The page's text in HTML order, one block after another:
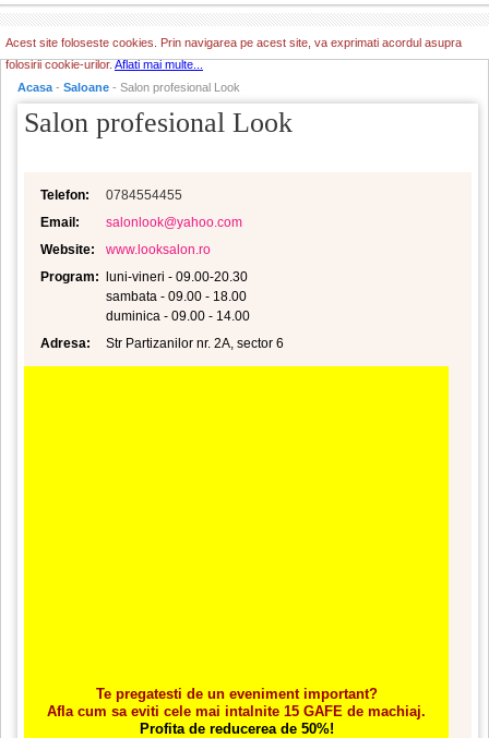
Acest site foloseste cookies. Prin navigarea pe acest site, va exprimati acordul asupra
folosirii cookie-urilor.Aflati mai multe...
Acasa - Saloane - Salon profesional Look
Salon profesional Look
Telefon:
0784554455
Email:
salonlook@yahoo.com
Website:
www.looksalon.ro
Program:
luni-vineri - 09.00-20.30
sambata - 09.00 - 18.00
duminica - 09.00 - 14.00
Adresa:
Str Partizanilor nr. 2A, sector 6
Te pregatesti de un eveniment important?
Afla cum sa eviti cele mai intalnite 15 GAFE de machiaj.
Profita de reducerea de 50%!